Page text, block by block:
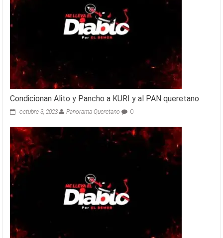
Condicionan Alito y Pancho a KURI y al PAN queretano
octubre 3, 2023 Panorama Queretano 0